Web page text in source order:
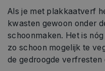
Als je met plakkaatverf
kwasten gewoon onder
schoonmaken. Het is
zo schoon mogelijk te
de gedroogde verfresten